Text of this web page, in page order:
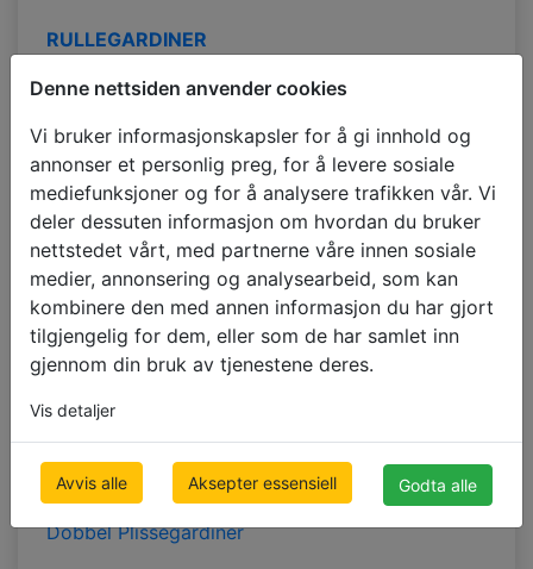
Denne nettsiden anvender cookies
Vi bruker informasjonskapsler for å gi innhold og
annonser et personlig preg, for å levere sosiale
mediefunksjoner og for å analysere trafikken vår. Vi
deler dessuten informasjon om hvordan du bruker
nettstedet vårt, med partnerne våre innen sosiale
medier, annonsering og analysearbeid, som kan
kombinere den med annen informasjon du har gjort
tilgjengelig for dem, eller som de har samlet inn
gjennom din bruk av tjenestene deres.
Vis detaljer
Avvis alle Aksepter essensiell Godta alle
RULLEGARDINER
Rullegardiner
Duo Rullegardiner
Rullegardiner på mål
Billige rullegardiner
LAMELLGARDINER
Stoff Lamellgardiner
Mørklegging Lamellgardiner
PLISSÉGARDINER
Mørklegging Plisségardiner
Dobbel Plisségardiner